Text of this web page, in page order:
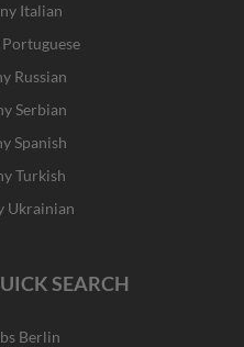
Italian
Russian
Serbian
Spanish
Turkish
SEARCH
Berlin